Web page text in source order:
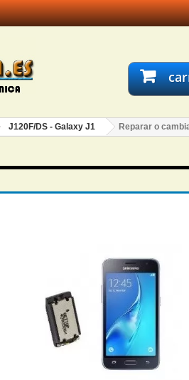
J120F/DS - Galaxy J1 Reparar o